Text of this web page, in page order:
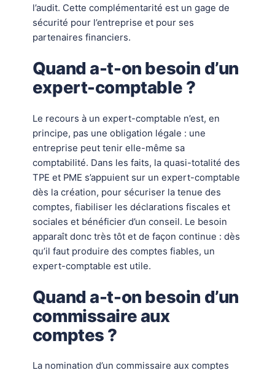
l’audit. Cette complémentarité est un gage de
sécurité pour l’entreprise et pour ses
partenaires financiers.
Quand a-t-on besoin d’un
expert-comptable ?
Le recours à un expert-comptable n’est, en
principe, pas une obligation légale : une
entreprise peut tenir elle-même sa
comptabilité. Dans les faits, la quasi-totalité des
TPE et PME s’appuient sur un expert-comptable
dès la création, pour sécuriser la tenue des
comptes, fiabiliser les déclarations fiscales et
sociales et bénéficier d’un conseil. Le besoin
apparaît donc très tôt et de façon continue : dès
qu’il faut produire des comptes fiables, un
expert-comptable est utile.
Quand a-t-on besoin d’un
commissaire aux
comptes ?
La nomination d’un commissaire aux comptes